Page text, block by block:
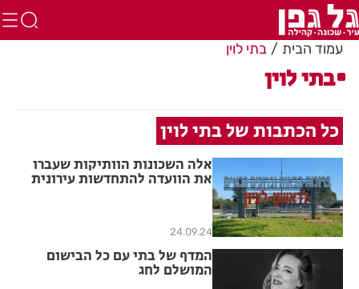
עמוד הבית בתי לוין
בתי לוין
כל הכתבות של בתי לוין
אלה השכונות הוותיקות שעברו
את הוועדה להתחדשות עירונית
24.09.24
המדף של בתי עם כל הבישום
המושלם לחג